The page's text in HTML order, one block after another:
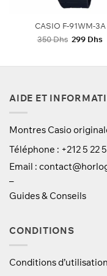
CASIO F-91WM-3A
350Dhs Le
350 Dhs.
299 DhsLe
AIDE ET
Montres Casio
Téléphone : +212 5 22
Email :
–
Guides & Conseils
CONDITIONS
Conditions d’utilisation